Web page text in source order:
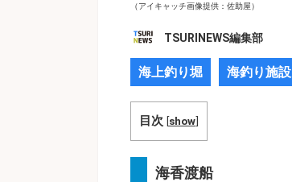
（アイキャッチ画像提供：佐助屋）
TSURINEWS編集部
海上釣り堀 海釣り施設
目次 [show]
海香渡船